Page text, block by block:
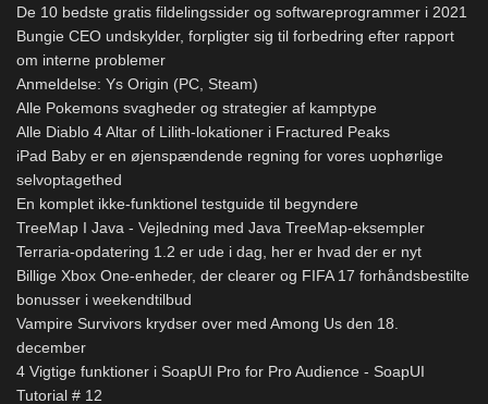
De 10 bedste gratis fildelingssider og softwareprogrammer i 2021
Bungie CEO undskylder, forpligter sig til forbedring efter rapport
om interne problemer
Anmeldelse: Ys Origin (PC, Steam)
Alle Pokemons svagheder og strategier af kamptype
Alle Diablo 4 Altar of Lilith-lokationer i Fractured Peaks
iPad Baby er en øjenspændende regning for vores uophørlige
selvoptagethed
En komplet ikke-funktionel testguide til begyndere
TreeMap I Java - Vejledning med Java TreeMap-eksempler
Terraria-opdatering 1.2 er ude i dag, her er hvad der er nyt
Billige Xbox One-enheder, der clearer og FIFA 17 forhåndsbestilte
bonusser i weekendtilbud
Vampire Survivors krydser over med Among Us den 18.
december
4 Vigtige funktioner i SoapUI Pro for Pro Audience - SoapUI
Tutorial # 12